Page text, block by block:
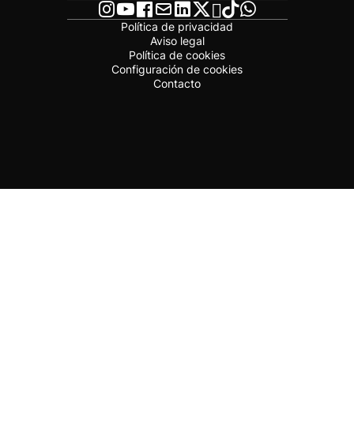
Política de privacidad
Aviso legal
Política de cookies
Configuración de cookies
Contacto